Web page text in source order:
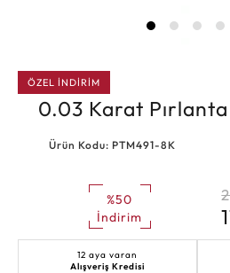
ÖZEL İNDİRİM
0.03 Karat Pırlanta
Ürün Kodu: PTM491-8K
%50
İndirim
12 aya varan
Alışveriş Kredisi